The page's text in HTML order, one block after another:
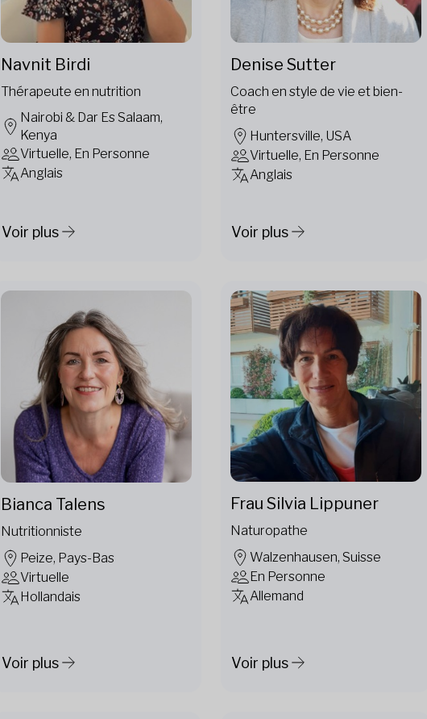
Navnit Birdi
Thérapeute en nutrition
Nairobi & Dar Es Salaam,
Kenya
Virtuelle, En Personne
Anglais
Voir plus
Denise Sutter
Coach en style de vie et bien-
être
Huntersville, USA
Virtuelle, En Personne
Anglais
Voir plus
Bianca Talens
Nutritionniste
Peize, Pays-Bas
Virtuelle
Hollandais
Voir plus
Frau Silvia Lippuner
Naturopathe
Walzenhausen, Suisse
En Personne
Allemand
Voir plus